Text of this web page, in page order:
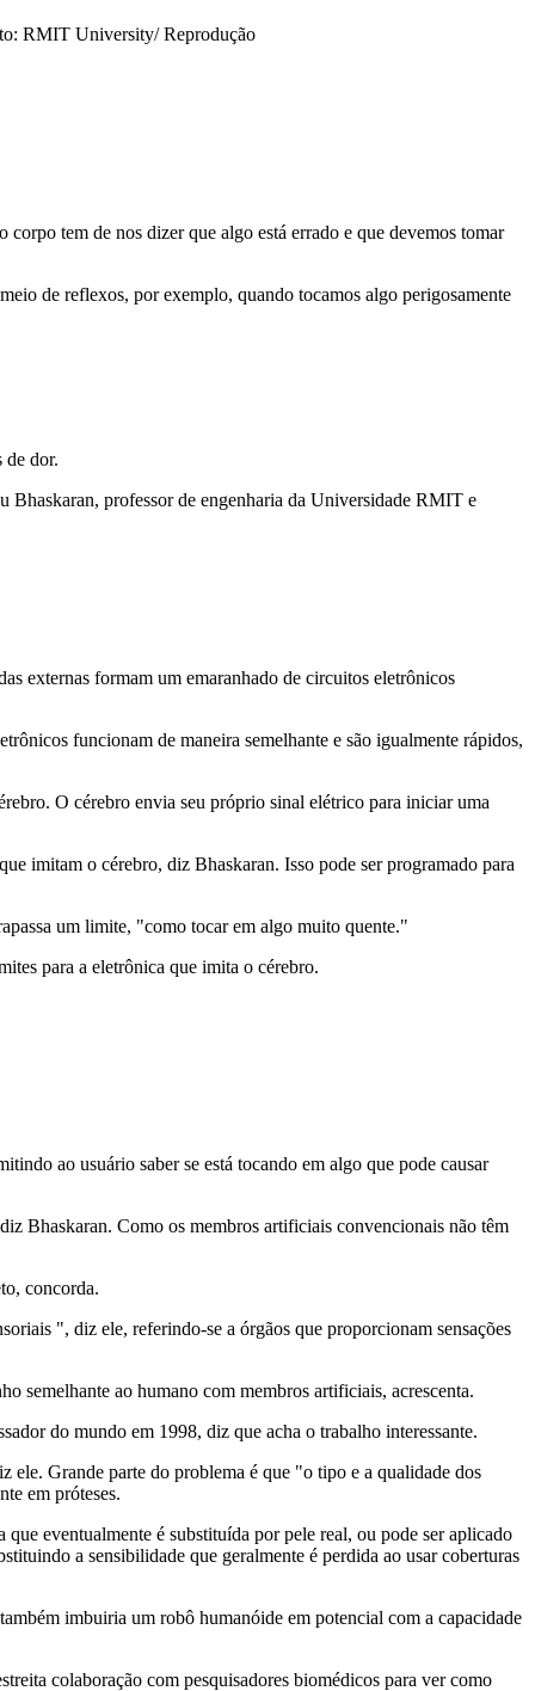
RMIT University/ Reprodução
tem de nos dizer que algo está errado e que devemos tomar
de reflexos, por exemplo, quando tocamos algo perigosamente
de dor.
Bhaskaran, professor de engenharia da Universidade RMIT e
externas formam um emaranhado de circuitos eletrônicos
funcionam de maneira semelhante e são igualmente rápidos,
O cérebro envia seu próprio sinal elétrico para iniciar uma
imitam o cérebro, diz Bhaskaran. Isso pode ser programado para
um limite, "como tocar em algo muito quente."
para a eletrônica que imita o cérebro.
ao usuário saber se está tocando em algo que pode causar
Bhaskaran. Como os membros artificiais convencionais não têm
concorda.
", diz ele, referindo-se a órgãos que proporcionam sensações
semelhante ao humano com membros artificiais, acrescenta.
do mundo em 1998, diz que acha o trabalho interessante.
ele. Grande parte do problema é que "o tipo e a qualidade dos
em próteses.
eventualmente é substituída por pele real, ou pode ser aplicado
a sensibilidade que geralmente é perdida ao usar coberturas
imbuiria um robô humanóide em potencial com a capacidade
colaboração com pesquisadores biomédicos para ver como